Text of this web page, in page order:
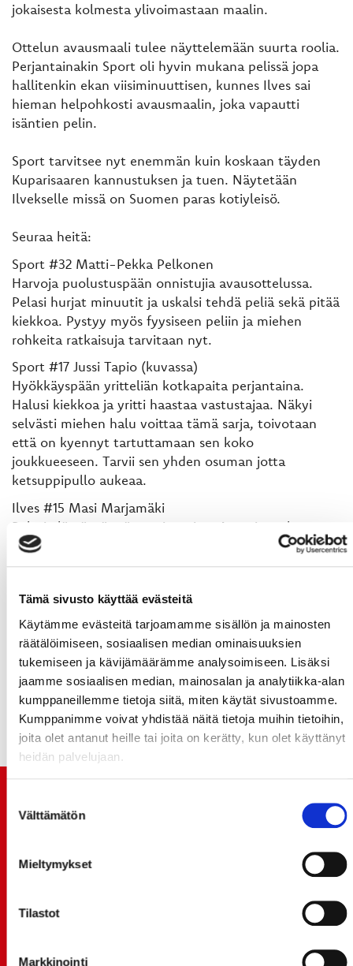
Tämä sivusto käyttää evästeitä
Käytämme evästeitä tarjoamamme sisällön ja mainosten
räätälöimiseen, sosiaalisen median ominaisuuksien
tukemiseen ja kävijämäärämme analysoimiseen. Lisäksi
jaamme sosiaalisen median, mainosalan ja analytiikka-alan
kumppaneillemme tietoja siitä, miten käytät sivustoamme.
Kumppanimme voivat yhdistää näitä tietoja muihin tietoihin,
joita olet antanut heille tai joita on kerätty, kun olet käyttänyt
heidän palvelujaan.
valinta
Välttämätön
Mieltymykset
Tilastot
Markkinointi
jokaisesta kolmesta ylivoimastaan maalin.
Ottelun avausmaali tulee näyttelemään suurta roolia.
Perjantainakin Sport oli hyvin mukana pelissä jopa
hallitenkin ekan viisiminuuttisen, kunnes Ilves sai
hieman helpohkosti avausmaalin, joka vapautti
isäntien pelin.
Sport tarvitsee nyt enemmän kuin koskaan täyden
Kuparisaaren kannustuksen ja tuen. Näytetään
Ilvekselle missä on Suomen paras kotiyleisö.
Seuraa heitä:
Sport #32 Matti-Pekka Pelkonen
Harvoja puolustuspään onnistujia avausottelussa.
Pelasi hurjat minuutit ja uskalsi tehdä peliä sekä pitää
kiekkoa. Pystyy myös fyysiseen peliin ja miehen
rohkeita ratkaisuja tarvitaan nyt.
Sport #17 Jussi Tapio (kuvassa)
Hyökkäyspään yritteliän kotkapaita perjantaina.
Halusi kiekkoa ja yritti haastaa vastustajaa. Näkyi
selvästi miehen halu voittaa tämä sarja, toivotaan
että on kyennyt tartuttamaan sen koko
joukkueeseen. Tarvii sen yhden osuman jotta
ketsuppipullo aukeaa.
Ilves #15 Masi Marjamäki
Pelasi elämänsä erän perjantaina. Ampui ottelussa
viisi kertaa, joista neljä maalia. Erittäin vahva ja
vaarallinen varsinkin maalinedustalla. Saa hyvää
Ilves #28 Samuli Kivimäki
Sport -kasvatti siirtyi kesken kauden Raumalta
Ilvekseen. Sai yllättävän vähän peliaikaa avauksessa,
mutta uhkuu varmasti pelihaluja päästessään
vanhaan kotihalliin pelaamaan.
JOKERIT-OTTELUN LIPUT MYYNTIIN HUOMENNA TI
21.7. 12:00 - ENNAKKOKYSYNTÄ POIKKEUKSELLISTA